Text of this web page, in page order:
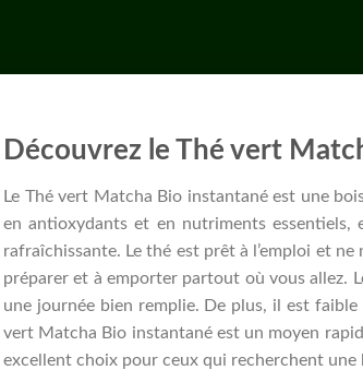
Découvrez le Thé vert
Le Thé vert Matcha Bio instantané est une
en antioxydants et en nutriments
rafraîchissante. Le thé est prêt à l’emploi et
préparer et à emporter partout où vous allez.
une journée bien remplie. De plus, il est
vert Matcha Bio instantané est un moyen
excellent choix pour ceux qui recherchent une